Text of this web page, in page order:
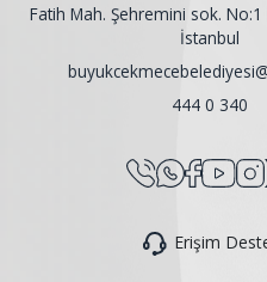
Fatih Mah. Şehremini sok.
İstanbul
444 0 340
Erişim